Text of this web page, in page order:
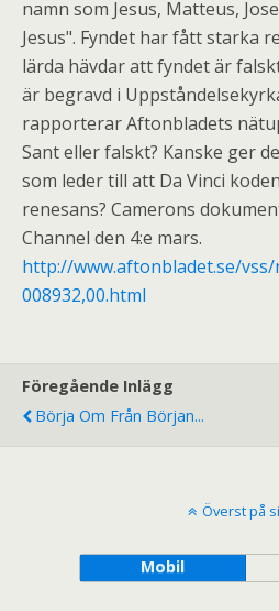
namn som Jesus, Matteus,
Jesus". Fyndet har fått starka
lärda hävdar att fyndet är
är begravd i
rapporterar Aftonbladets
Sant eller falskt? Kanske ger
som leder till att Da Vinci
renesans? Camerons
Channel den 4:e mars.
http://www.aftonbladet.se/
008932,00.html
Föregående Inlägg
Börja Om Från Början...
Överst på
Mobil